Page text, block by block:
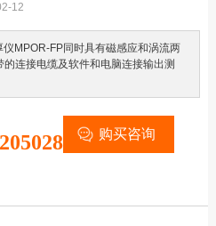
12
MPOR-FP同时具有磁感应和涡流两
连接电缆及软件和电脑连接输出测
购买咨询